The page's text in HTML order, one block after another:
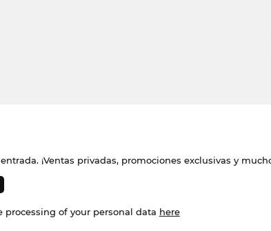
¡Ventas privadas, promociones exclusivas y
of your personal data here